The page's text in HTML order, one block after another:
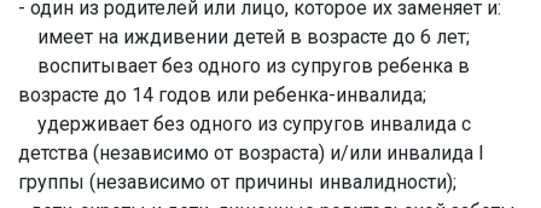
- один из родителей или лицо, которое их заменяет и:
имеет на иждивении детей в возрасте до 6 лет;
воспитывает без одного из супругов ребенка в
возрасте до 14 годов или ребенка-инвалида;
удерживает без одного из супругов инвалида с
детства (независимо от возраста) и/или инвалида I
группы (независимо от причины инвалидности);